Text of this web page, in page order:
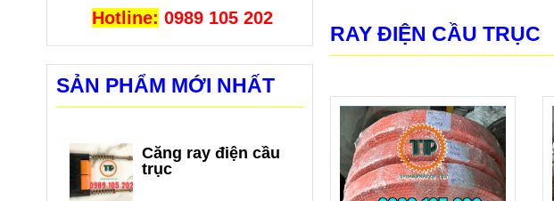
RAY ĐIỆN CẦU TRỤC
Hotline: 0989 105 202
SẢN PHẨM MỚI NHẤT
Căng ray điện cầu
trục